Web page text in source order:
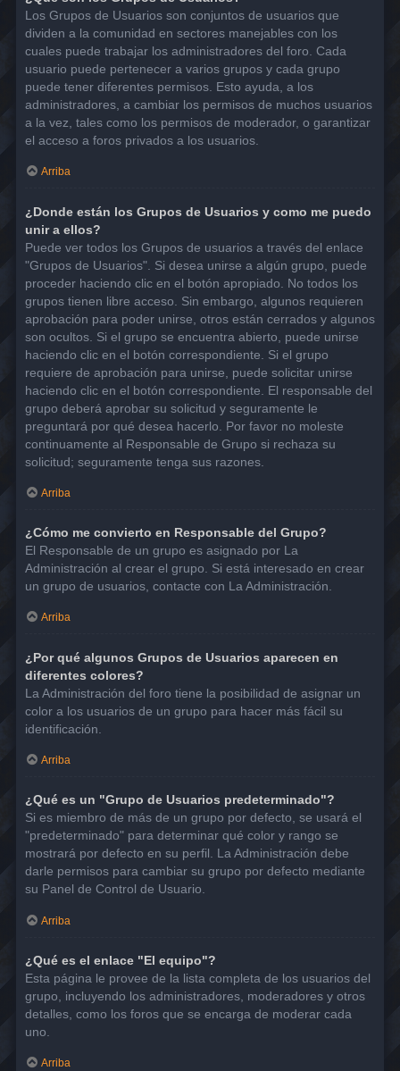
Los Grupos de Usuarios son conjuntos de usuarios que
dividen a la comunidad en sectores manejables con los
cuales puede trabajar los administradores del foro. Cada
usuario puede pertenecer a varios grupos y cada grupo
puede tener diferentes permisos. Esto ayuda, a los
administradores, a cambiar los permisos de muchos usuarios
a la vez, tales como los permisos de moderador, o garantizar
el acceso a foros privados a los usuarios.
Arriba
¿Donde están los Grupos de Usuarios y como me puedo
unir a ellos?
Puede ver todos los Grupos de usuarios a través del enlace
"Grupos de Usuarios". Si desea unirse a algún grupo, puede
proceder haciendo clic en el botón apropiado. No todos los
grupos tienen libre acceso. Sin embargo, algunos requieren
aprobación para poder unirse, otros están cerrados y algunos
son ocultos. Si el grupo se encuentra abierto, puede unirse
haciendo clic en el botón correspondiente. Si el grupo
requiere de aprobación para unirse, puede solicitar unirse
haciendo clic en el botón correspondiente. El responsable del
grupo deberá aprobar su solicitud y seguramente le
preguntará por qué desea hacerlo. Por favor no moleste
continuamente al Responsable de Grupo si rechaza su
solicitud; seguramente tenga sus razones.
Arriba
¿Cómo me convierto en Responsable del Grupo?
El Responsable de un grupo es asignado por La
Administración al crear el grupo. Si está interesado en crear
un grupo de usuarios, contacte con La Administración.
Arriba
¿Por qué algunos Grupos de Usuarios aparecen en
diferentes colores?
La Administración del foro tiene la posibilidad de asignar un
color a los usuarios de un grupo para hacer más fácil su
identificación.
Arriba
¿Qué es un "Grupo de Usuarios predeterminado"?
Si es miembro de más de un grupo por defecto, se usará el
"predeterminado" para determinar qué color y rango se
mostrará por defecto en su perfil. La Administración debe
darle permisos para cambiar su grupo por defecto mediante
su Panel de Control de Usuario.
Arriba
¿Qué es el enlace "El equipo"?
Esta página le provee de la lista completa de los usuarios del
grupo, incluyendo los administradores, moderadores y otros
detalles, como los foros que se encarga de moderar cada
uno.
Arriba